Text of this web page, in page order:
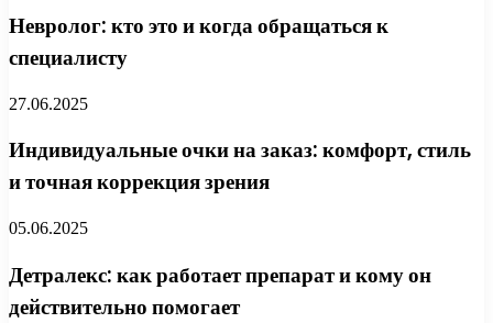
Невролог: кто это и когда обращаться к
специалисту
27.06.2025
Индивидуальные очки на заказ: комфорт, стиль
и точная коррекция зрения
05.06.2025
Детралекс: как работает препарат и кому он
действительно помогает